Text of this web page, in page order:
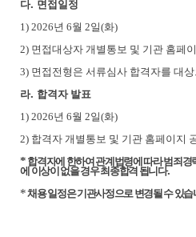
다. 면접일정
1) 2026년 6월 2일(화)
2) 면접대상자 개별통보 및 기관 홈페
3) 면접전형은 서류심사 합격자를 대
라. 합격자 발표
1) 2026년 6월 2일(화)
2) 합격자 개별통보 및 기관 홈페이지
* 합격자에 한하여 관계법령에 따라 범죄경
에 이상이 없을 경우 최종합격 됩니다.
*채용 일정은 기관사정으로 변경될 수 있습